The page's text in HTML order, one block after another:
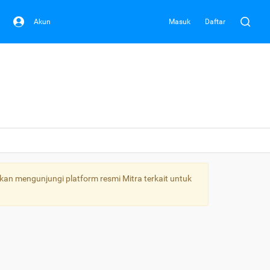
Akun Masuk Daftar
mengunjungi platform resmi Mitra terkait untuk